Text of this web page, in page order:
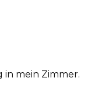
in mein Zimmer.